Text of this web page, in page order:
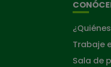
Trabaje
Sala de